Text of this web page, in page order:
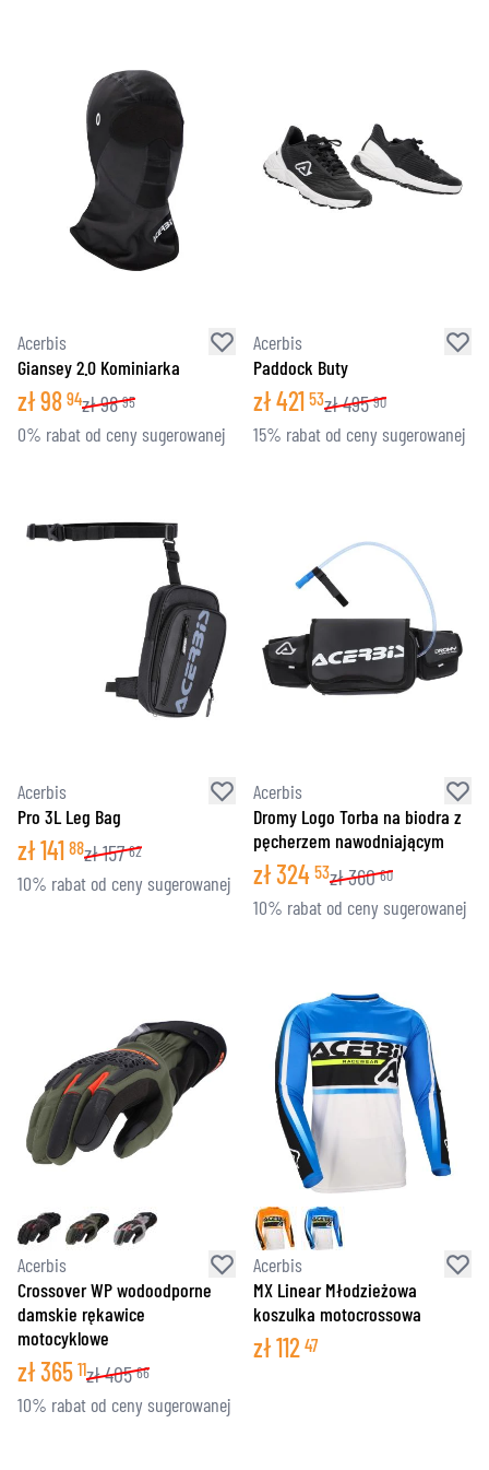
Acerbis
Giansey 2.0 Kominiarka
zł98 94zł98 95
0% rabat od ceny sugerowanej
Acerbis
Paddock Buty
zł421 53zł495 90
15% rabat od ceny sugerowanej
Acerbis
Pro 3L Leg Bag
zł141 88zł157 62
10% rabat od ceny sugerowanej
Acerbis
Dromy Logo Torba na biodra z
pęcherzem nawodniającym
zł324 53zł360 60
10% rabat od ceny sugerowanej
Acerbis
Crossover WP wodoodporne
damskie rękawice
motocyklowe
zł365 11zł405 66
10% rabat od ceny sugerowanej
Acerbis
MX Linear Młodzieżowa
koszulka motocrossowa
zł112 47